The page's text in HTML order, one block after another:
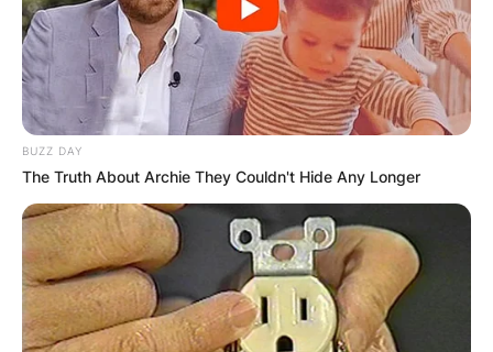
BUZZ DAY
The Truth About Archie They Couldn't Hide Any Longer